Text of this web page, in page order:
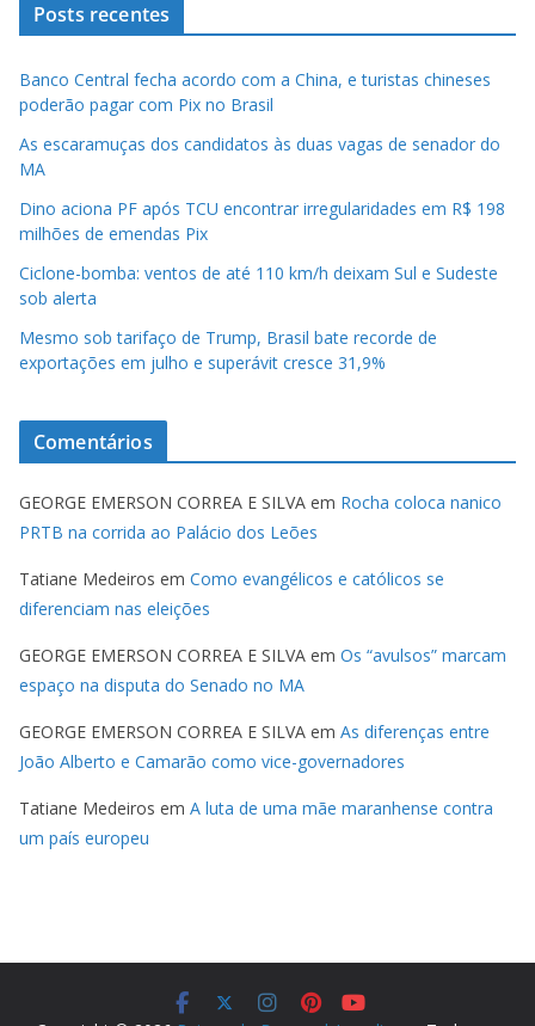
Posts recentes
Banco Central fecha acordo com a China, e turistas chineses
poderão pagar com Pix no Brasil
As escaramuças dos candidatos às duas vagas de senador do
MA
Dino aciona PF após TCU encontrar irregularidades em R$ 198
milhões de emendas Pix
Ciclone-bomba: ventos de até 110 km/h deixam Sul e Sudeste
sob alerta
Mesmo sob tarifaço de Trump, Brasil bate recorde de
exportações em julho e superávit cresce 31,9%
Comentários
GEORGE EMERSON CORREA E SILVA em Rocha coloca nanico
PRTB na corrida ao Palácio dos Leões
Tatiane Medeiros em Como evangélicos e católicos se
diferenciam nas eleições
GEORGE EMERSON CORREA E SILVA em Os “avulsos” marcam
espaço na disputa do Senado no MA
GEORGE EMERSON CORREA E SILVA em As diferenças entre
João Alberto e Camarão como vice-governadores
Tatiane Medeiros em A luta de uma mãe maranhense contra
um país europeu